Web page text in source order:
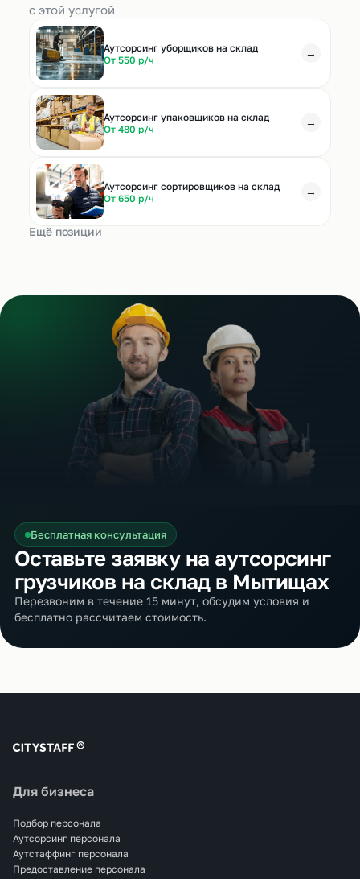
с этой услугой
Аутсорсинг уборщиков на склад
От 550 р/ч
→
Аутсорсинг упаковщиков на склад
От 480 р/ч
→
Аутсорсинг сортировщиков на склад
От 650 р/ч
→
Ещё позиции
Бесплатная консультация
Оставьте заявку на аутсорсинг
грузчиков на склад в Мытищах
Перезвоним в течение 15 минут, обсудим условия и
бесплатно рассчитаем стоимость.
Для бизнеса
Подбор персонала
Аутсорсинг персонала
Аутстаффинг персонала
Предоставление персонала